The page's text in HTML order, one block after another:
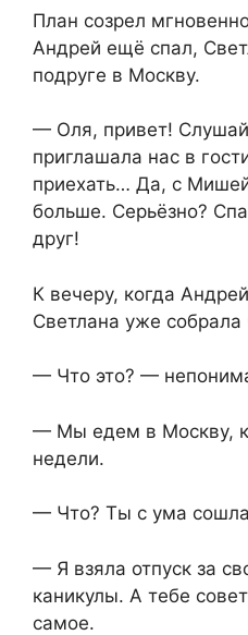
План созрел
Андрей ещё спал,
подруге в Москву.
— Оля, привет!
приглашала нас в
приехать… Да, с
больше. Серьёзно?
друг!
К вечеру, когда
Светлана уже
— Что это? —
— Мы едем в Москву,
недели.
— Что? Ты с ума
— Я взяла отпуск за
каникулы. А тебе
самое.